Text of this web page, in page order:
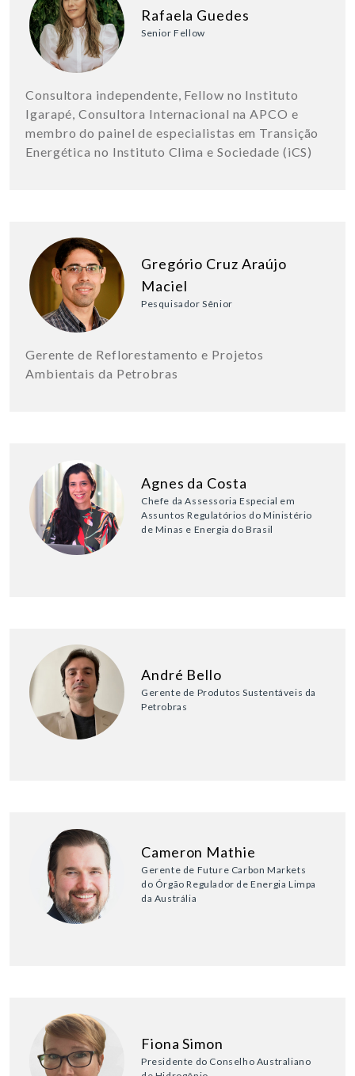
Rafaela Guedes
Senior Fellow
Consultora independente, Fellow no Instituto
Igarapé, Consultora Internacional na APCO e
membro do painel de especialistas em Transição
Energética no Instituto Clima e Sociedade (iCS)
Gregório Cruz Araújo
Maciel
Pesquisador Sênior
Gerente de Reflorestamento e Projetos
Ambientais da Petrobras
Agnes da Costa
Chefe da Assessoria Especial em
Assuntos Regulatórios do Ministério
de Minas e Energia do Brasil
André Bello
Gerente de Produtos Sustentáveis da
Petrobras
Cameron Mathie
Gerente de Future Carbon Markets
do Órgão Regulador de Energia Limpa
da Austrália
Fiona Simon
Presidente do Conselho Australiano